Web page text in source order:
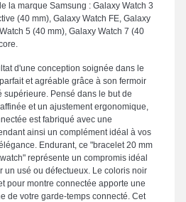
la marque Samsung : Galaxy Watch 3
(40 mm), Galaxy Watch FE, Galaxy
5 (40 mm), Galaxy Watch 7 (40
d'une conception soignée dans le
et agréable grâce à son fermoir
Pensé dans le but de
et un ajustement ergonomique,
est fabriqué avec une
ainsi un complément idéal à vos
Endurant, ce "bracelet 20 mm
représente un compromis idéal
un usé ou défectueux. Le coloris noir
pour montre connectée apporte une
de votre garde-temps connecté. Cet